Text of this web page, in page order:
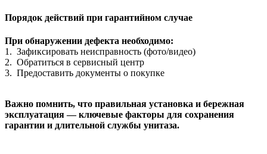
Порядок действий при гарантийном случае
При обнаружении дефекта необходимо:
1. Зафиксировать неисправность (фото/видео)
2. Обратиться в сервисный центр
3. Предоставить документы о покупке
Важно помнить, что правильная установка и бережная
эксплуатация — ключевые факторы для сохранения
гарантии и длительной службы унитаза.